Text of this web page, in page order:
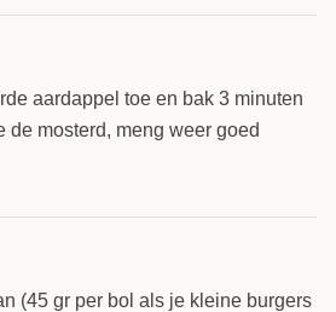
aardappel toe en bak 3 minuten
de mosterd, meng weer goed
(45 gr per bol als je kleine burgers